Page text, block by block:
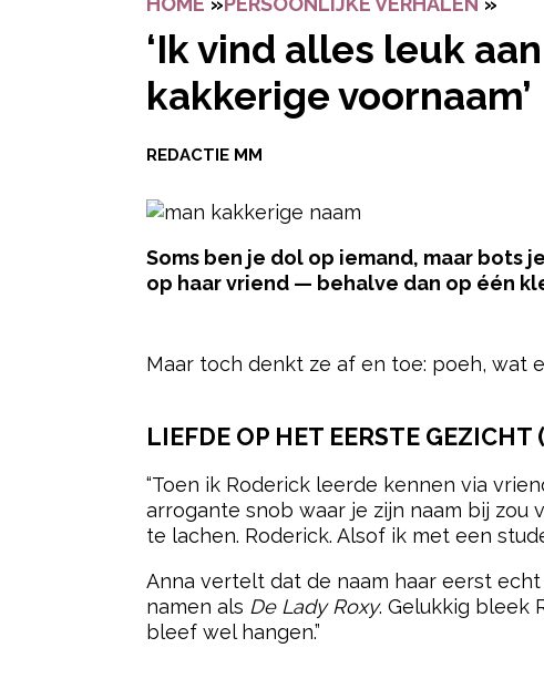
‘Ik vind alles leuk
kakkerige voornaam’
REDACTIE MM
Soms ben je dol op iemand, maar bots
op haar vriend — behalve dan op één
Maar toch denkt ze af en toe: poeh, wat
LIEFDE OP HET EERSTE GEZICHT
“Toen ik Roderick leerde kennen via
arrogante snob waar je zijn naam bij
te lachen. Roderick. Alsof ik met een
Anna vertelt dat de naam haar eerst
namen als De Lady Roxy. Gelukkig bleek
bleef wel hangen.”